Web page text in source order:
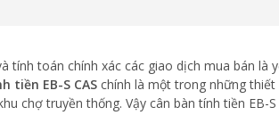
tính toán chính xác các giao dịch mua bán là
tiền EB-S CAS chính là một trong những
chợ truyền thống. Vậy cân bàn tính tiền EB-S